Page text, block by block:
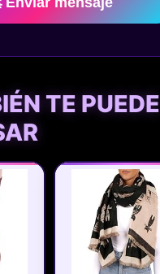
TE PUEDE